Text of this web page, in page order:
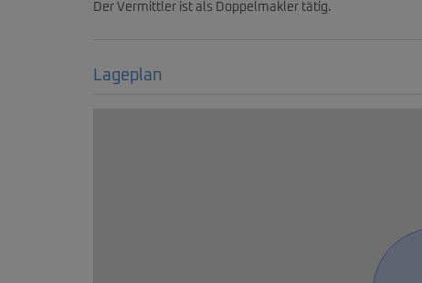
Der Vermittler ist als Doppelmakler tätig.
Lageplan